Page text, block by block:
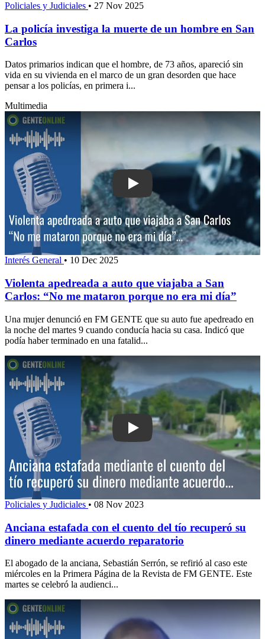
Policiales y Judiciales • 27 Nov 2025
La policía investiga la muerte de un hombre en San
Carlos
Datos primarios indican que el hombre, de 73 años, apareció sin
vida en su vivienda en el marco de un gran desorden que hace
pensar a los policías, en primera i...
Multimedia
Play: Violenta apedreada a auto que
Interés General • 10 Dec 2025
Violenta apedreada a auto que viajaba a San
Carlos: “No me mataron porque no era mi día”
Una mujer denunció en FM GENTE que su auto fue apedreado en
la noche del martes 9 cuando conducía hacia su casa. Indicó que
podía haber terminado en una fatalid...
Play: Anciana estafada con el cuento
Policiales y Judiciales • 08 Nov 2023
Anciana estafada con el cuento del tío recuperó su
dinero mediante acuerdo reparatorio
El abogado de la anciana, Sebastián Serrón, se refirió al caso este
miércoles en la Primera Página de la Revista de FM GENTE. Este
martes se celebró la audienci...